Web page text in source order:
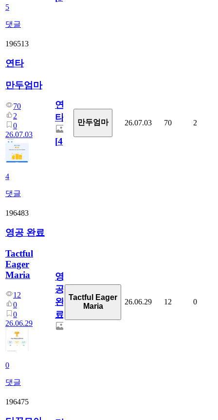
5
댓글
196513
연타
만두엄마
70
2
0
26.07.03
4
댓글
연
타
[4]
만두엄마 26.07.03 70 2
196483
영공 완료
Tactful
Eager
Maria
12
0
0
26.06.29
0
댓글
영
공
완
료
Tactful Eager
Maria
26.06.29 12 0
196475